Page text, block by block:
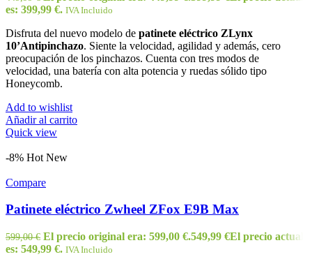
es: 399,99 €. IVA Incluido
Disfruta del nuevo modelo de patinete eléctrico ZLynx
10’Antipinchazo. Siente la velocidad, agilidad y además, cero
preocupación de los pinchazos. Cuenta con tres modos de
velocidad, una batería con alta potencia y ruedas sólido tipo
Honeycomb.
Add to wishlist
Añadir al carrito
Quick view
-8% Hot New
Compare
Patinete eléctrico Zwheel ZFox E9B Max
599,00€ El precio original era: 599,00 €.549,99 €El precio actual
es: 549,99 €. IVA Incluido